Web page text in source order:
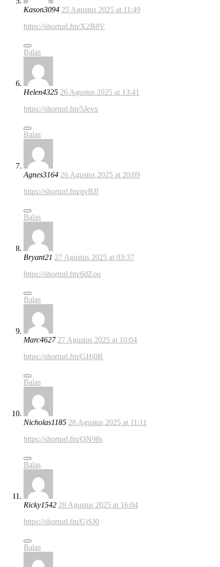
Kason3094 25 Agustus 2025 at 11:49
https://shorturl.fm/X2B8V
Balas
Helen4325 26 Agustus 2025 at 13:41
https://shorturl.fm/5Jevx
Balas
Agnes3164 26 Agustus 2025 at 20:09
https://shorturl.fm/qvBJl
Balas
Bryant21 27 Agustus 2025 at 03:37
https://shorturl.fm/6dZou
Balas
Marc4627 27 Agustus 2025 at 10:04
https://shorturl.fm/GHj0R
Balas
Nicholas1185 28 Agustus 2025 at 11:11
https://shorturl.fm/QN98s
Balas
Ricky1542 28 Agustus 2025 at 16:04
https://shorturl.fm/GjSJ0
Balas